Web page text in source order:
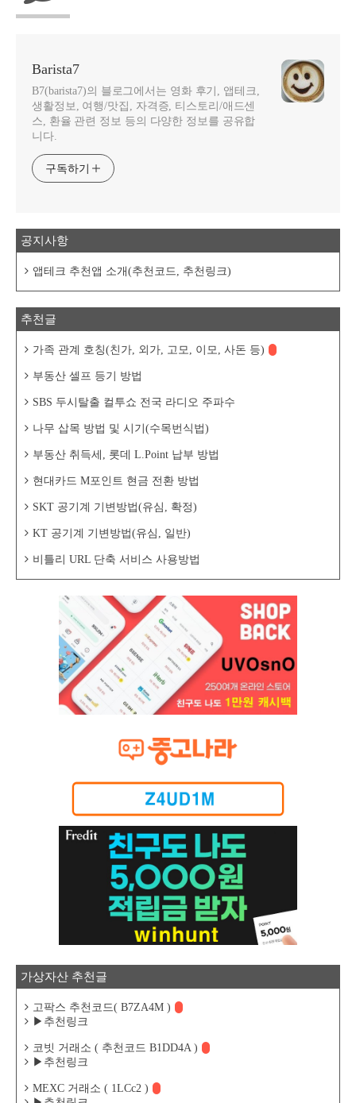
Barista7
B7(barista7)의 블로그에서는 영화 후기, 앱테크,
생활정보, 여행/맛집, 자격증, 티스토리/애드센
스, 환율 관련 정보 등의 다양한 정보를 공유합
니다.
구독하기
공지사항
앱테크 추천앱 소개(추천코드, 추천링크)
추천글
가족 관계 호칭(친가, 외가, 고모, 이모, 사돈 등)
부동산 셀프 등기 방법
SBS 두시탈출 컬투쇼 전국 라디오 주파수
나무 삽목 방법 및 시기(수목번식법)
부동산 취득세, 롯데 L.Point 납부 방법
현대카드 M포인트 현금 전환 방법
SKT 공기계 기변방법(유심, 확정)
KT 공기계 기변방법(유심, 일반)
비틀리 URL 단축 서비스 사용방법
가상자산 추천글
고팍스 추천코드( B7ZA4M )
▶추천링크
코빗 거래소 ( 추천코드 B1DD4A )
▶추천링크
MEXC 거래소 ( 1LCc2 )